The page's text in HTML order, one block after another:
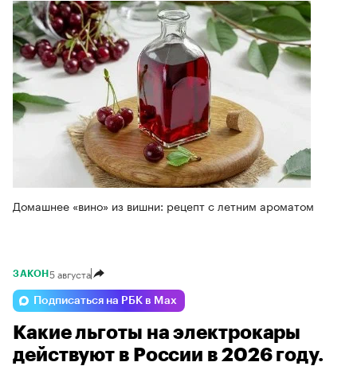
Домашнее «вино» из вишни: рецепт с летним ароматом
ЗАКОН 5 августа
Подписаться на РБК в Max
Какие льготы на электрокары
действуют в России в 2026 году.